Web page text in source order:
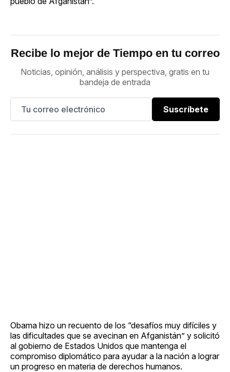
Recibe lo mejor de Tiempo en tu correo
Noticias, opinión, análisis y perspectiva, gratis en tu
bandeja de entrada
Suscríbete
Obama hizo un recuento de los “desafíos muy difíciles y
las dificultades que se avecinan en Afganistán” y solicitó
al gobierno de Estados Unidos que mantenga el
compromiso diplomático para ayudar a la nación a lograr
un progreso en materia de derechos humanos.